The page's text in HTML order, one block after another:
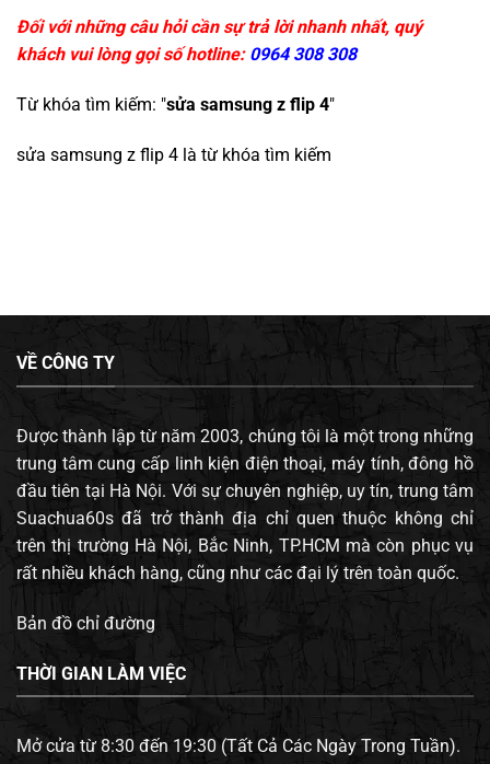
Đối với những câu hỏi cần sự trả lời nhanh nhất, quý
khách vui lòng gọi số hotline: 0964 308 308
Từ khóa tìm kiếm: "sửa samsung z flip 4"
sửa samsung z flip 4 là từ khóa tìm kiếm
VỀ CÔNG TY
Được thành lập từ năm 2003, chúng tôi là một trong những
trung tâm cung cấp linh kiện điện thoại, máy tính, đông hồ
đầu tiên tại Hà Nội. Với sự chuyên nghiệp, uy tín, trung tâm
Suachua60s đã trở thành địa chỉ quen thuộc không chỉ
trên thị trường Hà Nội, Bắc Ninh, TP.HCM mà còn phục vụ
rất nhiều khách hàng, cũng như các đại lý trên toàn quốc.
Bản đồ chỉ đường
THỜI GIAN LÀM VIỆC
Mở cửa từ 8:30 đến 19:30 (Tất Cả Các Ngày Trong Tuần).